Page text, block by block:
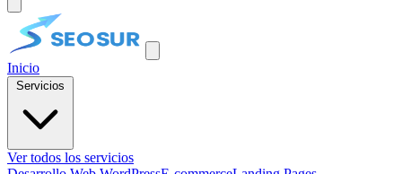
Inicio
Ver todos los servicios